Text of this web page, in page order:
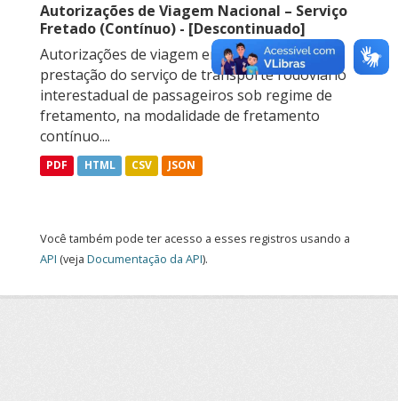
Autorizações de Viagem Nacional – Serviço
Fretado (Contínuo) - [Descontinuado]
Autorizações de viagem emitidas para a
prestação do serviço de transporte rodoviário
interestadual de passageiros sob regime de
fretamento, na modalidade de fretamento
contínuo....
PDF HTML CSV JSON
Você também pode ter acesso a esses registros usando a
API (veja Documentação da API).